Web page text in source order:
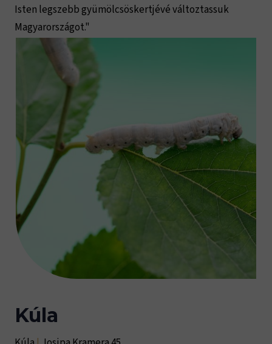
Isten legszebb gyümölcsöskertjévé változtassuk
Magyarországot."
Kúla